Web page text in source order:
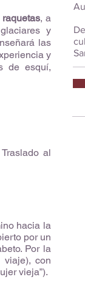
raquetas, a
y
las
y
de esquí,
al
hacia la
por un
Por la
viaje), con
vieja”).